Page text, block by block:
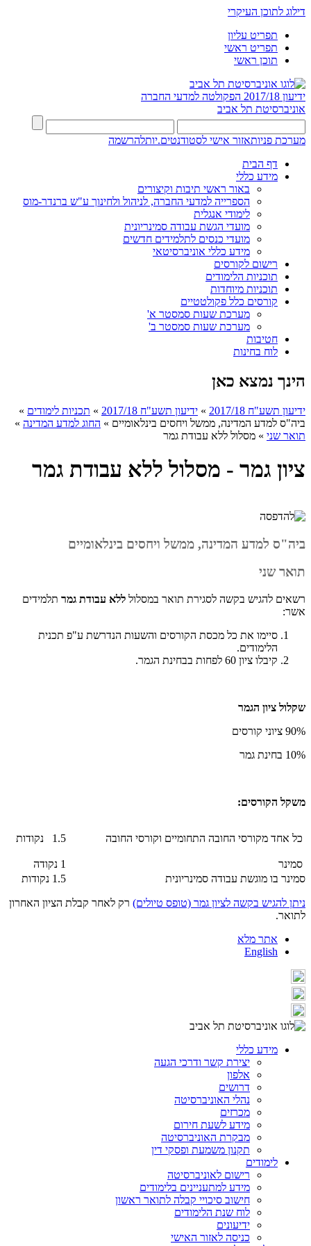
דילוג לתוכן העיקרי
תפריט עליון
תפריט ראשי
תוכן ראשי
ידיעון 2017/18
הפקולטה למדעי החברה
אוניברסיטת תל אביב
מערכת פניותאזור אישי לסטודנטים.יותלהרשמה
דף הבית
מידע כללי
באור ראשי תיבות וקיצורים
הספרייה למדעי החברה, לניהול ולחינוך ע"ש ברנדר-מוס
לימודי אנגלית
מועדי הגשת עבודה סמינריונית
מועדי כנסים לתלמידים חדשים
מידע כללי אוניברסיטאי
רישום לקורסים
תוכניות הלימודים
תוכניות מיוחדות
קורסים כלל פקולטטיים
מערכת שעות סמסטר א'
מערכת שעות סמסטר ב'
חטיבות
לוח בחינות
הינך נמצא כאן
ידיעון תשע"ח 2017/18 » ידיעון תשע"ח 2017/18 » תכניות לימודים »
ביה"ס למדע המדינה, ממשל ויחסים בינלאומיים » החוג למדע המדינה »
תואר שני » מסלול ללא עבודת גמר
ציון גמר - מסלול ללא עבודת גמר
ביה"ס למדע המדינה, ממשל ויחסים בינלאומיים
תואר שני
רשאים להגיש בקשה לסגירת תואר במסלול ללא עבודת גמר תלמידים
אשר:
סיימו את כל מכסת הקורסים והשעות הנדרשת ע"פ תכנית
הלימודים.
קיבלו ציון 60 לפחות בבחינת הגמר.
שקלול ציון הגמר
90% ציוני קורסים
10% בחינת גמר
משקל הקורסים:
כל אחד מקורסי החובה התחומיים וקורסי החובה 1.5 נקודות
סמינר
1 נקודה
סמינר בו מוגשת עבודה סמינריונית
1.5 נקודות
ניתן להגיש בקשה לציון גמר (טופס טיולים) רק לאחר קבלת הציון האחרון
לתואר.
אתר מלא
English
מידע כללי
יצירת קשר ודרכי הגעה
אלפון
דרושים
נהלי האוניברסיטה
מכרזים
מידע לשעת חירום
מבקרת האוניברסיטה
תקנון משמעת ופסקי דין
לימודים
רישום לאוניברסיטה
מידע למתעניינים בלימודים
חישוב סיכויי קבלה לתואר ראשון
לוח שנת הלימודים
ידיעונים
כניסה לאזור האישי